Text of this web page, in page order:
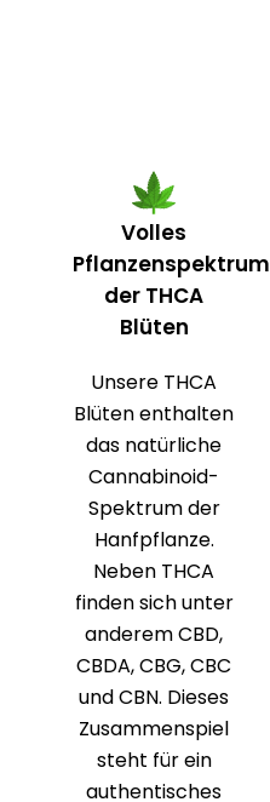
Volles
Pflanzenspektrum
der THCA
Blüten
Unsere THCA
Blüten enthalten
das natürliche
Cannabinoid-
Spektrum der
Hanfpflanze.
Neben THCA
finden sich unter
anderem CBD,
CBDA, CBG, CBC
und CBN. Dieses
Zusammenspiel
steht für ein
authentisches